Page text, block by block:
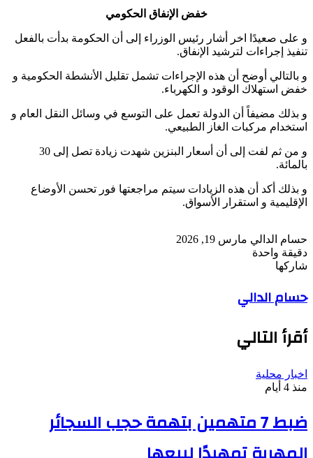
خفض الإنفاق الحكومي
و على صعيدًا اخر أشار رئيس الوزراء إلى أن الحكومة بدأت بالفعل
تنفيذ إجراءات لترشيد الإنفاق.
و بالتالي أوضح أن هذه الإجراءات تشمل تقليل الأنشطة الحكومية و
خفض استهلاك الوقود و الكهرباء.
و بذلك مضيفاً أن الدولة تعمل على التوسع في وسائل النقل العام و
استخدام مركبات الغاز الطبيعي.
و من ثم لفت إلى أن أسعار البنزين شهدت زيادة تصل إلى 30
بالمائة.
و بذلك أكد أن هذه الزيادات سيتم مراجعتها فور تحسن الأوضاع
الإقليمية و استقرار الأسواق.
حسام الدالي أرسل
مارس 19, 2026
دقيقة واحدة
فيسبوك
‫X
لينكدإن
بينتيريست
‫Pocket
واتساب
تيلقرام
ڤايبر
لاين
شاركها
البريد
حسام الدالي
أقرأ التالي
اخبار محلية
منذ 4 أيام
ضبط 7 متهمين بتهمة حجب السجائر